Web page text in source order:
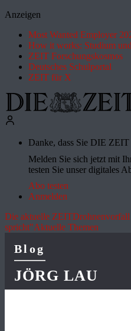
Anzeigen
Most Wanted Employer
How it works: Studium
ZEIT Forschungskosmos
Deutsches Schulportal
ZEIT für X
Danke, dass Sie DIE ZEIT
Melden Sie sich jetzt mit
testen Sie unser digitales
Abo testen
Anmelden
Die aktuelle ZEIT
spricht"Aktuelle Themen
Blog
JÖRG LAU